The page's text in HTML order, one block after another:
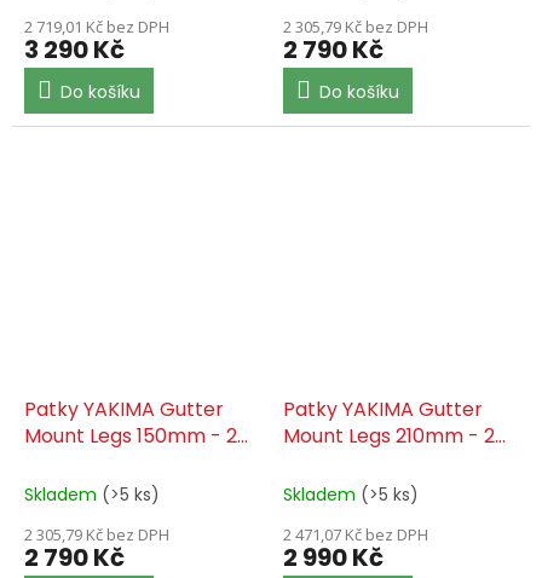
2 719,01 Kč bez DPH
3 290 Kč
Do košíku
2 305,79 Kč bez DPH
2 790 Kč
Do košíku
Patky YAKIMA Gutter
Mount Legs 150mm - 2
Skladem (>5 ks)
2 305,79 Kč bez DPH
2 790 Kč
Patky YAKIMA Gutter
Mount Legs 210mm - 2
Skladem (>5 ks)
2 471,07 Kč bez DPH
2 990 Kč